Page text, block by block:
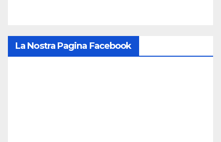
La Nostra Pagina Facebook